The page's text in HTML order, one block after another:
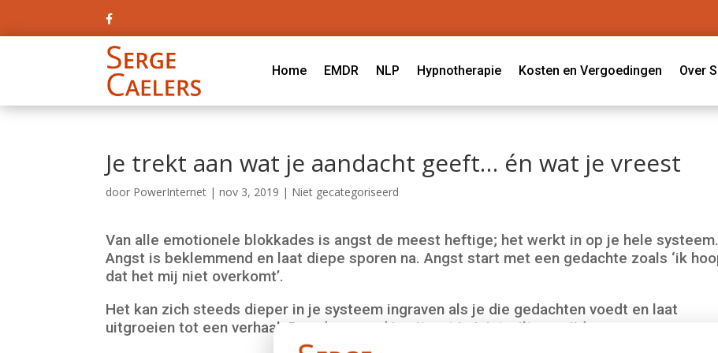

Home EMDR NLP Hypnotherapie Kosten en Vergoedingen Over
Je trekt aan wat je aandacht geeft… én wat je vreest
door PowerInternet |nov 3, 2019 | Niet gecategoriseerd
Van alle emotionele blokkades is angst de meest heftige; het werkt in op je hele systeem.
Angst is beklemmend en laat diepe sporen na. Angst start met een gedachte zoals ‘ik
dat het mij niet overkomt’.
Het kan zich steeds dieper in je systeem ingraven als je die gedachten voedt en laat
uitgroeien tot een verhaal. Daardoor zend je uit wat je juist wilt vermijden.